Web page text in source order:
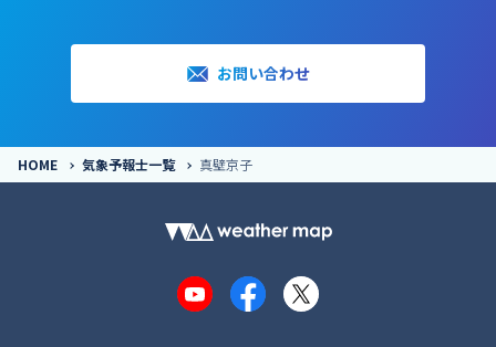
お問い合わせ
HOME 気象予報士一覧 真壁京子
YouTubeFacebook
X